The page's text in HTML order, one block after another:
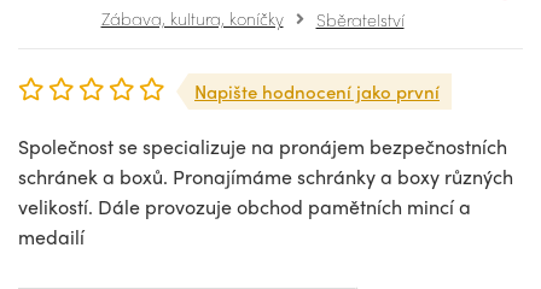
Zábava, kultura, koníčky Sběratelství
Napište hodnocení jako první
Společnost se specializuje na pronájem bezpečnostních
schránek a boxů. Pronajímáme schránky a boxy různých
velikostí. Dále provozuje obchod pamětních mincí a
medailí